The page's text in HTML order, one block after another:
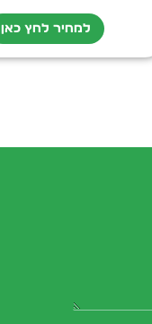
למחיר לחץ כאן